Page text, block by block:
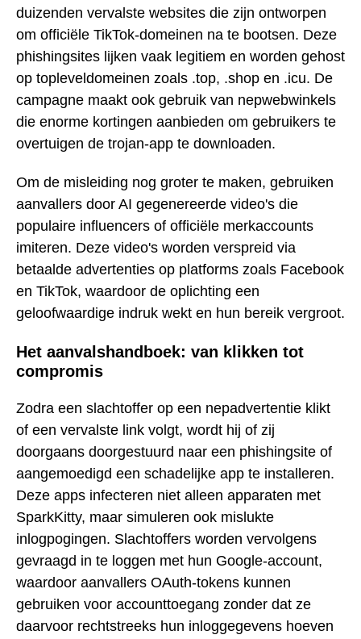
duizenden vervalste websites die zijn ontworpen
om officiële TikTok-domeinen na te bootsen. Deze
phishingsites lijken vaak legitiem en worden gehost
op topleveldomeinen zoals .top, .shop en .icu. De
campagne maakt ook gebruik van nepwebwinkels
die enorme kortingen aanbieden om gebruikers te
overtuigen de trojan-app te downloaden.
Om de misleiding nog groter te maken, gebruiken
aanvallers door AI gegenereerde video's die
populaire influencers of officiële merkaccounts
imiteren. Deze video's worden verspreid via
betaalde advertenties op platforms zoals Facebook
en TikTok, waardoor de oplichting een
geloofwaardige indruk wekt en hun bereik vergroot.
Het aanvalshandboek: van klikken tot
compromis
Zodra een slachtoffer op een nepadvertentie klikt
of een vervalste link volgt, wordt hij of zij
doorgaans doorgestuurd naar een phishingsite of
aangemoedigd een schadelijke app te installeren.
Deze apps infecteren niet alleen apparaten met
SparkKitty, maar simuleren ook mislukte
inlogpogingen. Slachtoffers worden vervolgens
gevraagd in te loggen met hun Google-account,
waardoor aanvallers OAuth-tokens kunnen
gebruiken voor accounttoegang zonder dat ze
daarvoor rechtstreeks hun inloggegevens hoeven